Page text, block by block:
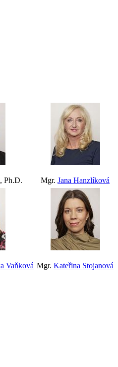
, Ph.D. Mgr. Jana Hanzlíková
Vaňková Mgr. Kateřina Stojanová